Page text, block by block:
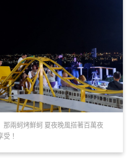
那兩蚵烤鮮蚵 夏夜晚風搭著百萬夜
受！